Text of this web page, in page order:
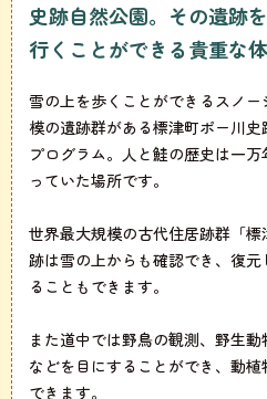
史跡自然公園。その遺跡
行くことができる貴重な体
雪の上を歩くことができるスノ
模の遺跡群がある標津町ポー川
プログラム。人と鮭の歴史は一
っていた場所です。
世界最大規模の古代住居跡群「
跡は雪の上からも確認でき、復
ることもできます。
また道中では野鳥の観測、野生
などを目にすることができ、動
できます。